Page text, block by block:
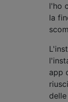
l'ho
la
app